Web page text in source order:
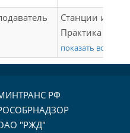
перевозочного
процесса);
Организация
движения (на
Итоговая
системы
на транспорте
транспорте);
транспорте);
Станции и
Практика по
профилю
специальности
транспортно-
логистической
показать все
РФ
"РЖД"